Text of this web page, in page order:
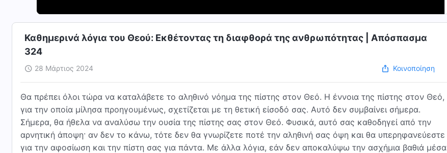
Καθημερινά λόγια του Θεού: Εκθέτοντας τη διαφθορά της ανθρωπότητας | Απόσπασμα
324
28 Μάρτιος 2024 Κοινοποίηση
Θα πρέπει όλοι τώρα να καταλάβετε το αληθινό νόημα της πίστης στον Θεό. Η έννοια της πίστης στον Θεό,
για την οποία μίλησα προηγουμένως, σχετίζεται με τη θετική είσοδό σας. Αυτό δεν συμβαίνει σήμερα.
Σήμερα, θα ήθελα να αναλύσω την ουσία της πίστης σας στον Θεό. Φυσικά, αυτό σας καθοδηγεί από την
αρνητική άποψη· αν δεν το κάνω, τότε δεν θα γνωρίζετε ποτέ την αληθινή σας όψη και θα υπερηφανεύεστε
για την αφοσίωση και την πίστη σας για πάντα. Με άλλα λόγια, εάν δεν αποκαλύψω την ασχήμια βαθιά μέσα